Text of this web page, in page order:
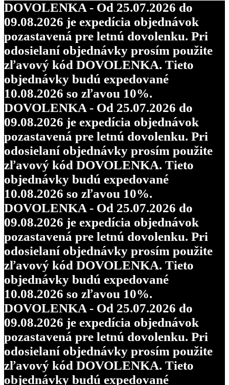
DOVOLENKA - Od 25.07.2026 do
09.08.2026 je expedícia objednávok
pozastavená pre letnú dovolenku. Pri
odosielaní objednávky prosím použite
zľavový kód DOVOLENKA. Tieto
objednávky budú expedované
10.08.2026 so zľavou 10%.
DOVOLENKA - Od 25.07.2026 do
09.08.2026 je expedícia objednávok
pozastavená pre letnú dovolenku. Pri
odosielaní objednávky prosím použite
zľavový kód DOVOLENKA. Tieto
objednávky budú expedované
10.08.2026 so zľavou 10%.
DOVOLENKA - Od 25.07.2026 do
09.08.2026 je expedícia objednávok
pozastavená pre letnú dovolenku. Pri
odosielaní objednávky prosím použite
zľavový kód DOVOLENKA. Tieto
objednávky budú expedované
10.08.2026 so zľavou 10%.
DOVOLENKA - Od 25.07.2026 do
09.08.2026 je expedícia objednávok
pozastavená pre letnú dovolenku. Pri
odosielaní objednávky prosím použite
zľavový kód DOVOLENKA. Tieto
objednávky budú expedované